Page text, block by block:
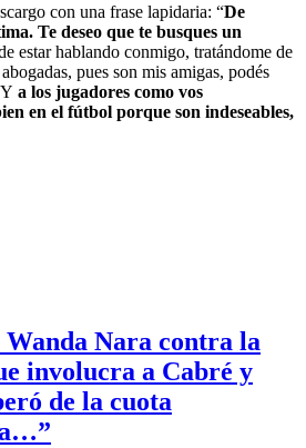
con una frase lapidaria: “De
Te deseo que te busques un
estar hablando conmigo, tratándome de
pues son mis amigas, podés
a los jugadores como vos
en el fútbol porque son indeseables,
Wanda Nara contra la
involucra a Cabré y
de la cuota